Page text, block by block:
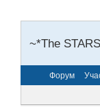
~*The
Форум